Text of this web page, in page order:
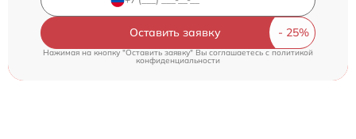
Оставить заявку
Нажимая на кнопку "Оставить заявку" Вы соглашаетесь cполитикой
конфиденциальности